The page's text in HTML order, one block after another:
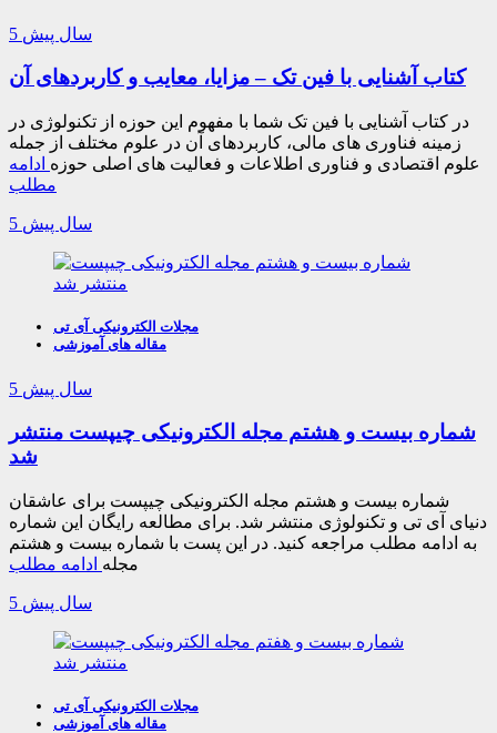
5 سال پیش
کتاب آشنایی با فین تک – مزایا، معایب و کاربردهای آن
در کتاب آشنایی با فین تک شما با مفهوم این حوزه از تکنولوژی در
زمینه فناوری های مالی، کاربردهای آن در علوم مختلف از جمله
علوم اقتصادی و فناوری اطلاعات و فعالیت های اصلی حوزه ادامه
مطلب
5 سال پیش
مجلات الکترونیکی آی تی
مقاله های آموزشی
5 سال پیش
شماره بیست و هشتم مجله الکترونیکی چیپست منتشر
شد
شماره بیست و هشتم مجله الکترونیکی چیپست برای عاشقان
دنیای آی تی و تکنولوژی منتشر شد. برای مطالعه رایگان این شماره
به ادامه مطلب مراجعه کنید. در این پست با شماره بیست و هشتم
مجله ادامه مطلب
5 سال پیش
مجلات الکترونیکی آی تی
مقاله های آموزشی